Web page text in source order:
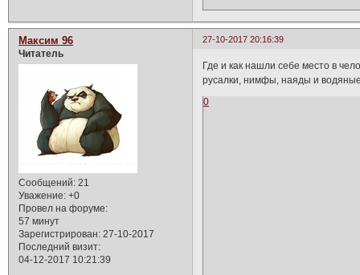
27-10-2017 20:16:39
Максим 96
Читатель
Сообщений: 21
Уважение: +0
Провел на форуме:
57 минут
Зарегистрирован: 27-10-2017
Последний визит:
04-12-2017 10:21:39
Где и как нашли себе место в
русалки, нимфы, наяды и
0